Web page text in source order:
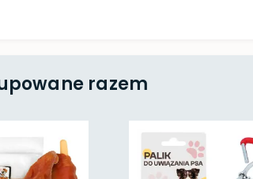
razem